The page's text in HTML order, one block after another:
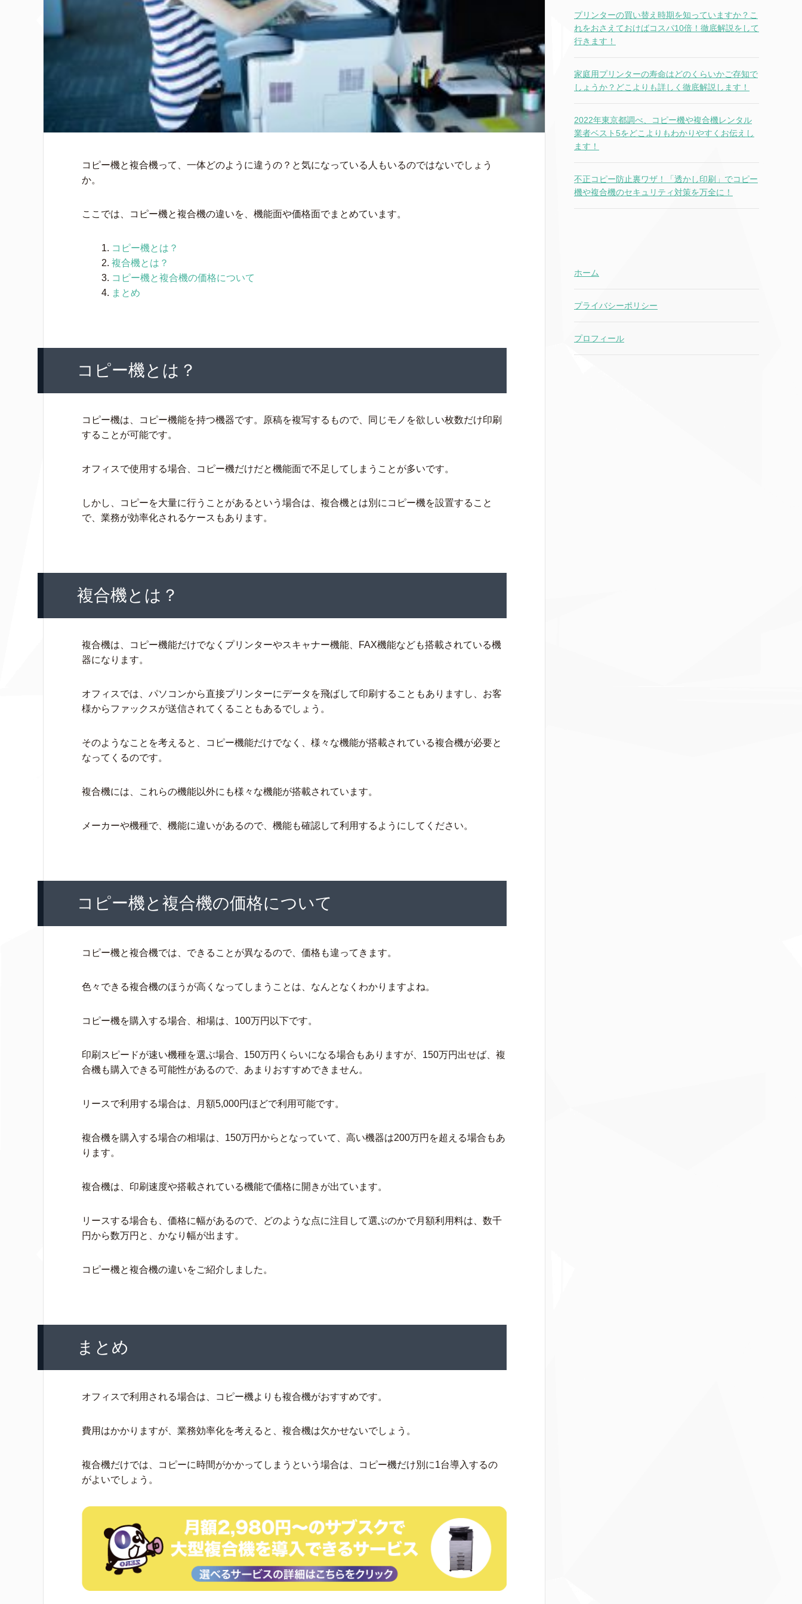
コピー機と複合機って、一体どのように違うの？と気になっている人もいるのではないでしょう
か。
ここでは、コピー機と複合機の違いを、機能面や価格面でまとめています。
コピー機とは？
複合機とは？
コピー機と複合機の価格について
まとめ
コピー機とは？
コピー機は、コピー機能を持つ機器です。原稿を複写するもので、同じモノを欲しい枚数だけ印刷
することが可能です。
オフィスで使用する場合、コピー機だけだと機能面で不足してしまうことが多いです。
しかし、コピーを大量に行うことがあるという場合は、複合機とは別にコピー機を設置すること
で、業務が効率化されるケースもあります。
複合機とは？
複合機は、コピー機能だけでなくプリンターやスキャナー機能、FAX機能なども搭載されている機
器になります。
オフィスでは、パソコンから直接プリンターにデータを飛ばして印刷することもありますし、お客
様からファックスが送信されてくることもあるでしょう。
そのようなことを考えると、コピー機能だけでなく、様々な機能が搭載されている複合機が必要と
なってくるのです。
複合機には、これらの機能以外にも様々な機能が搭載されています。
メーカーや機種で、機能に違いがあるので、機能も確認して利用するようにしてください。
コピー機と複合機の価格について
コピー機と複合機では、できることが異なるので、価格も違ってきます。
色々できる複合機のほうが高くなってしまうことは、なんとなくわかりますよね。
コピー機を購入する場合、相場は、100万円以下です。
印刷スピードが速い機種を選ぶ場合、150万円くらいになる場合もありますが、150万円出せば、複
合機も購入できる可能性があるので、あまりおすすめできません。
リースで利用する場合は、月額5,000円ほどで利用可能です。
複合機を購入する場合の相場は、150万円からとなっていて、高い機器は200万円を超える場合もあ
ります。
複合機は、印刷速度や搭載されている機能で価格に開きが出ています。
リースする場合も、価格に幅があるので、どのような点に注目して選ぶのかで月額利用料は、数千
円から数万円と、かなり幅が出ます。
コピー機と複合機の違いをご紹介しました。
まとめ
オフィスで利用される場合は、コピー機よりも複合機がおすすめです。
費用はかかりますが、業務効率化を考えると、複合機は欠かせないでしょう。
複合機だけでは、コピーに時間がかかってしまうという場合は、コピー機だけ別に1台導入するの
がよいでしょう。
プリンターの買い替え時期を知っていますか？こ
れをおさえておけばコスパ10倍！徹底解説をして
行きます！
家庭用プリンターの寿命はどのくらいかご存知で
しょうか？どこよりも詳しく徹底解説します！
2022年東京都調べ、コピー機や複合機レンタル
業者ベスト5をどこよりもわかりやすくお伝えし
ます！
不正コピー防止裏ワザ！「透かし印刷」でコピー
機や複合機のセキュリティ対策を万全に！
ホーム
プライバシーポリシー
プロフィール